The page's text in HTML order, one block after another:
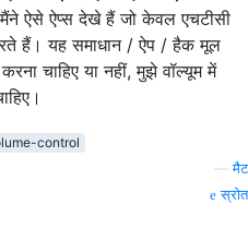
ऐसे ऐप्स देखे हैं जो केवल एचटीसी
हैं। यह समाधान / ऐप / हैक मूल
चाहिए या नहीं, मुझे वॉल्यूम में
control
—मैट
स्रोत